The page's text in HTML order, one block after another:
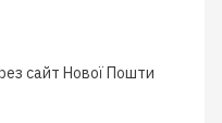
сайт Нової Пошти